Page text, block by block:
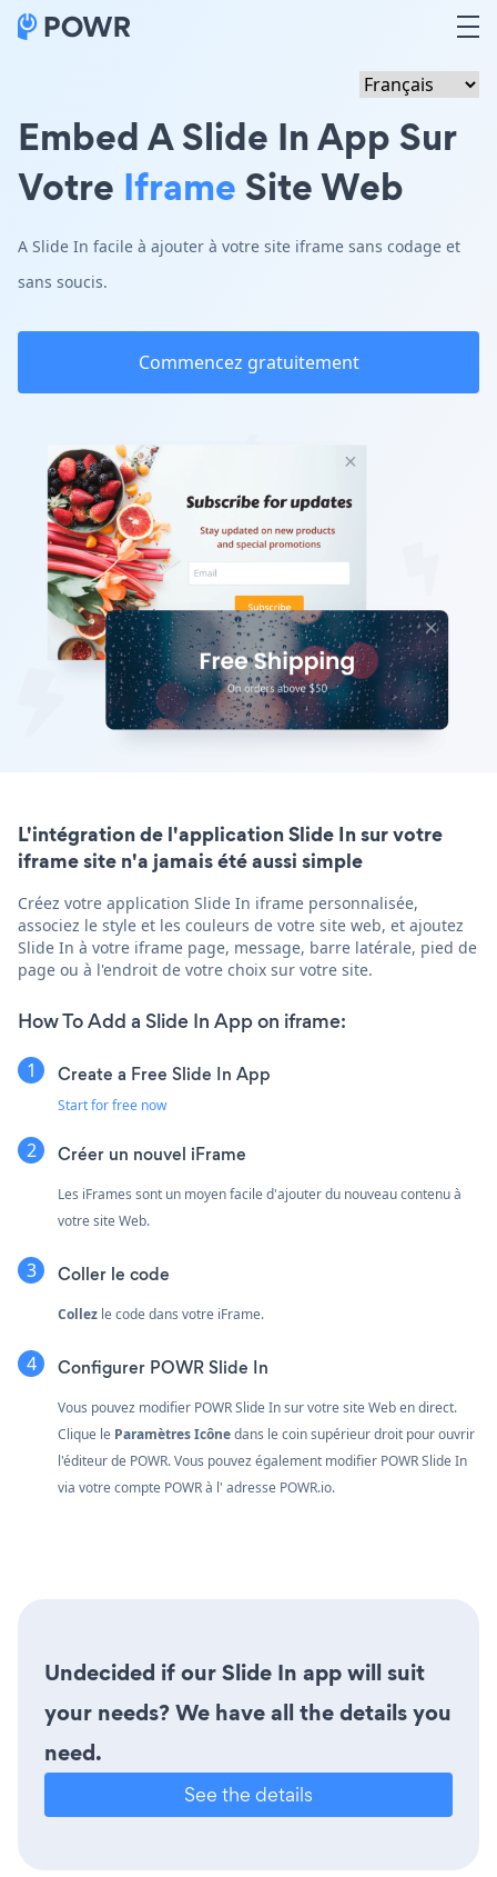
Embed A Slide In App Sur
Votre IframeSite Web
A Slide In facile à ajouter à votre site iframe sans codage et
sans soucis.
Commencez gratuitement
L'intégration de l'application Slide In sur votre
iframe site n'a jamais été aussi simple
Créez votre application Slide In iframe personnalisée,
associez le style et les couleurs de votre site web, et ajoutez
Slide In à votre iframe page, message, barre latérale, pied de
page ou à l'endroit de votre choix sur votre site.
How To Add a Slide In App on iframe:
Create a Free Slide In App
Start for free now
Créer un nouvel iFrame
Les iFrames sont un moyen facile d'ajouter du nouveau contenu à
votre site Web.
Coller le code
Collez le code dans votre iFrame.
Configurer POWR Slide In
Vous pouvez modifier POWR Slide In sur votre site Web en direct.
Clique le Paramètres Icônedans le coin supérieur droit pour ouvrir
l'éditeur de POWR. Vous pouvez également modifier POWR Slide In
via votre compte POWRà l' adresse POWR.io.
Undecided if our Slide In app will suit
your needs? We have all the details you
need.
See the details